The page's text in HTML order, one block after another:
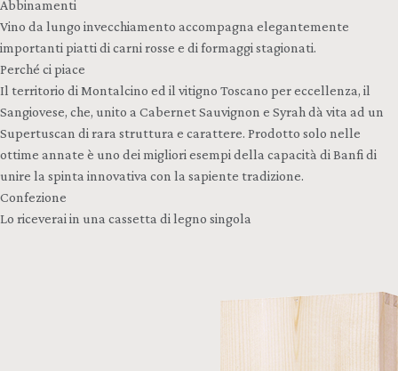
Abbinamenti
Vino da lungo invecchiamento accompagna elegantemente
importanti piatti di carni rosse e di formaggi stagionati.
Perché ci piace
Il territorio di Montalcino ed il vitigno Toscano per eccellenza, il
Sangiovese, che, unito a Cabernet Sauvignon e Syrah dà vita ad un
Supertuscan di rara struttura e carattere. Prodotto solo nelle
ottime annate è uno dei migliori esempi della capacità di Banfi di
unire la spinta innovativa con la sapiente tradizione.
Confezione
Lo riceverai in una cassetta di legno singola